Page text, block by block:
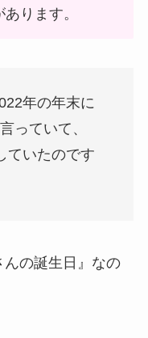
ります。
年の年末に
っていて、
ていたのです
の誕生日』なの